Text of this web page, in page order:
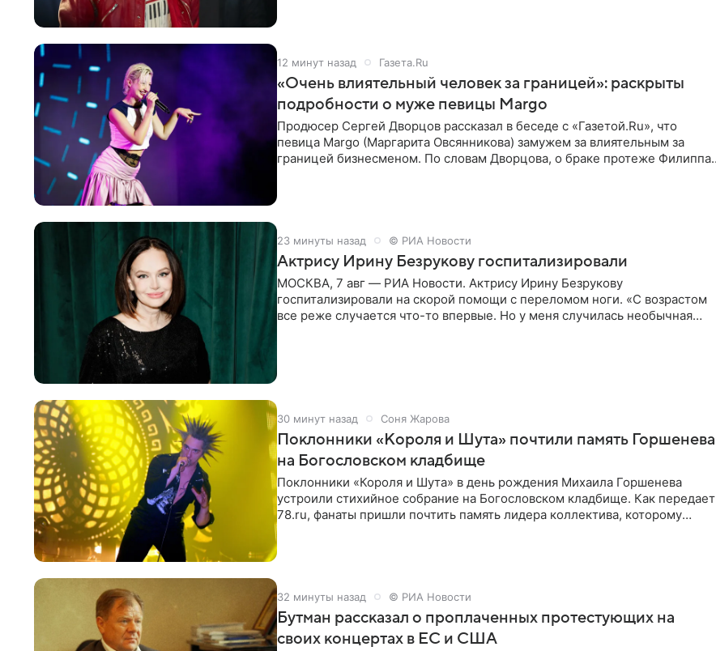
12 минут назад Газета.Ru
«Очень влиятельный человек за границей»: раскрыты
подробности о муже певицы Margo
Продюсер Сергей Дворцов рассказал в беседе с «Газетой.Ru», что
певица Margo (Маргарита Овсянникова) замужем за влиятельным за
границей бизнесменом. По словам Дворцова, о браке протеже Филиппа
23 минуты назад © РИА Новости
Актрису Ирину Безрукову госпитализировали
МОСКВА, 7 авг — РИА Новости. Актрису Ирину Безрукову
госпитализировали на скорой помощи с переломом ноги. «С возрастом
все реже случается что-то впервые. Но у меня случилась необычная
30 минут назад Соня Жарова
Поклонники «Короля и Шута» почтили память Горшенева
на Богословском кладбище
Поклонники «Короля и Шута» в день рождения Михаила Горшенева
устроили стихийное собрание на Богословском кладбище. Как передает
78.ru, фанаты пришли почтить память лидера коллектива, которому
32 минуты назад © РИА Новости
Бутман рассказал о проплаченных протестующих на
своих концертах в ЕС и США